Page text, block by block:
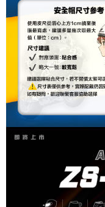
權轉讓予恩沛科技股份有限
２．關於個人資料處理事宜
https://aftee.tw/terms/
３．未成年的使用者請事
「AFTEE先享後付」，若
４．使用「AFTEE先享後
時審查核予不同之上限額
請求用戶進行身份認證。
５．嚴禁一人註冊多個帳
恩沛科技股份有限公司將